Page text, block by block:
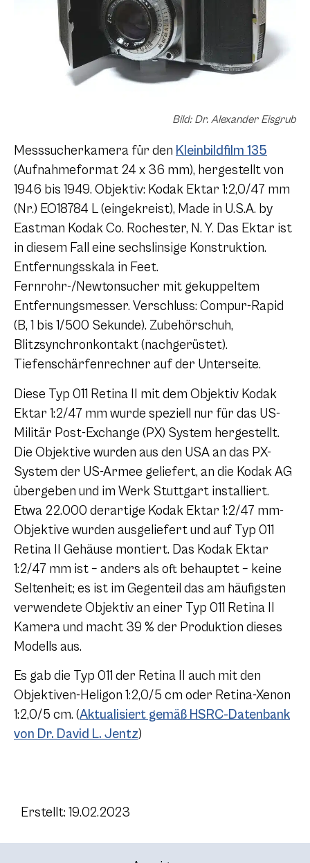
Bild: Dr. Alexander Eisgrub
Messsucherkamera für den Kleinbildfilm 135
(Aufnahmeformat 24 x 36 mm), hergestellt von
1946 bis 1949. Objektiv: Kodak Ektar 1:2,0/47 mm
(Nr.) EO18784 L (eingekreist), Made in U.S.A. by
Eastman Kodak Co. Rochester, N. Y. Das Ektar ist
in diesem Fall eine sechslinsige Konstruktion.
Entfernungsskala in Feet.
Fernrohr-/Newtonsucher mit gekuppeltem
Entfernungsmesser. Verschluss: Compur-Rapid
(B, 1 bis 1/500 Sekunde). Zubehörschuh,
Blitzsynchronkontakt (nachgerüstet).
Tiefenschärfenrechner auf der Unterseite.
Diese Typ 011 Retina II mit dem Objektiv Kodak
Ektar 1:2/47 mm wurde speziell nur für das US-
Militär Post-Exchange (PX) System hergestellt.
Die Objektive wurden aus den USA an das PX-
System der US-Armee geliefert, an die Kodak AG
übergeben und im Werk Stuttgart installiert.
Etwa 22.000 derartige Kodak Ektar 1:2/47 mm-
Objektive wurden ausgeliefert und auf Typ 011
Retina II Gehäuse montiert. Das Kodak Ektar
1:2/47 mm ist – anders als oft behauptet – keine
Seltenheit; es ist im Gegenteil das am häufigsten
verwendete Objektiv an einer Typ 011 Retina II
Kamera und macht 39 % der Produktion dieses
Modells aus.
Es gab die Typ 011 der Retina II auch mit den
Objektiven-Heligon 1:2,0/5 cm oder Retina-Xenon
1:2,0/5 cm. (Aktualisiert gemäß HSRC-Datenbank
von Dr. David L. Jentz)
Erstellt: 19.02.2023